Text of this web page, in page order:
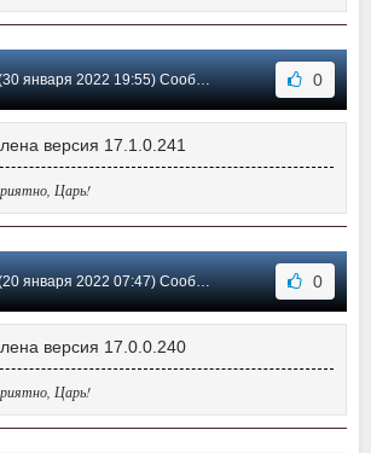
января 2022 19:55) Сообщение #47 0
версия 17.1.0.241
Царь!
января 2022 07:47) Сообщение #46 0
версия 17.0.0.240
Царь!